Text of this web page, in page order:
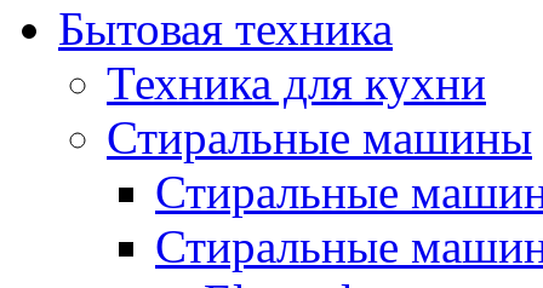
Бытовая техника
Техника для кухни
Стиральные машины
Стиральные
Стиральные